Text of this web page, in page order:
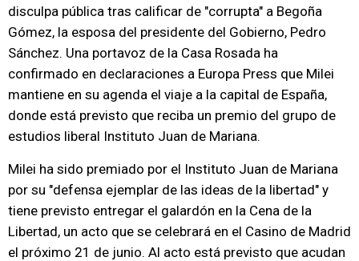
disculpa pública tras calificar de "corrupta" a Begoña
Gómez, la esposa del presidente del Gobierno, Pedro
Sánchez. Una portavoz de la Casa Rosada ha
confirmado en declaraciones a Europa Press que Milei
mantiene en su agenda el viaje a la capital de España,
donde está previsto que reciba un premio del grupo de
estudios liberal Instituto Juan de Mariana.
Milei ha sido premiado por el Instituto Juan de Mariana
por su "defensa ejemplar de las ideas de la libertad" y
tiene previsto entregar el galardón en la Cena de la
Libertad, un acto que se celebrará en el Casino de Madrid
el próximo 21 de junio. Al acto está previsto que acudan